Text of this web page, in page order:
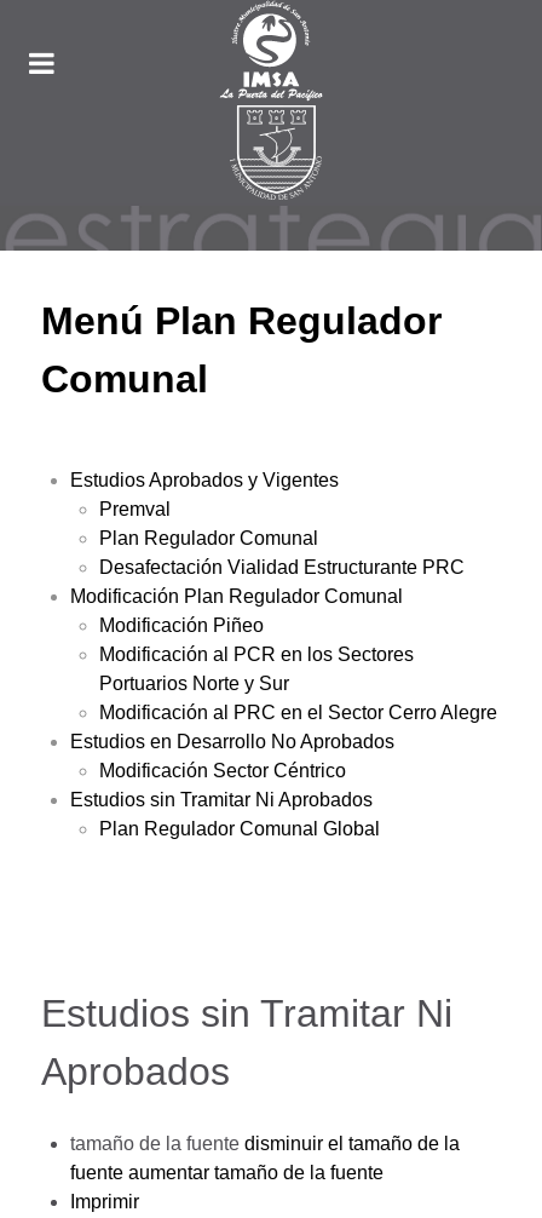
Menú Plan Regulador
Comunal
Estudios Aprobados y Vigentes
Premval
Plan Regulador Comunal
Desafectación Vialidad Estructurante PRC
Modificación Plan Regulador Comunal
Modificación Piñeo
Modificación al PCR en los Sectores
Portuarios Norte y Sur
Modificación al PRC en el Sector Cerro Alegre
Estudios en Desarrollo No Aprobados
Modificación Sector Céntrico
Estudios sin Tramitar Ni Aprobados
Plan Regulador Comunal Global
Estudios sin Tramitar Ni
Aprobados
tamaño de la fuente disminuir el tamaño de la
fuente aumentar tamaño de la fuente
Imprimir